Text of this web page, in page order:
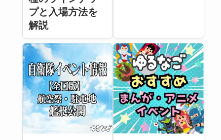
プと入場方法を
解説